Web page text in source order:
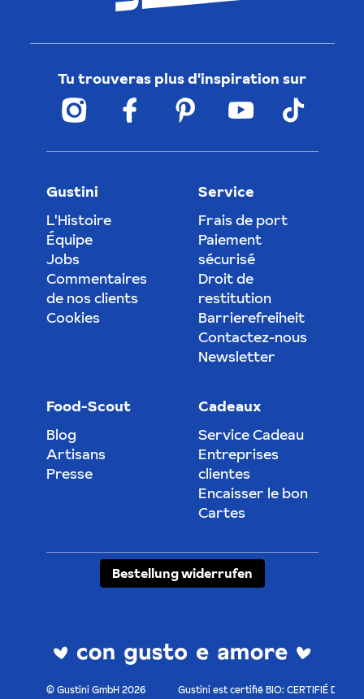
Tu trouveras plus d'inspiration sur
Gustini
L'Histoire
Équipe
Jobs
Commentaires
de nos clients
Cookies
Service
Frais de port
Paiement
sécurisé
Droit de
restitution
Barrierefreiheit
Contactez-nous
Newsletter
Food-Scout
Blog
Artisans
Presse
Cadeaux
Service Cadeau
Entreprises
clientes
Encaisser le bon
Cartes
Bestellung widerrufen
© Gustini GmbH 2026 Gustini est certifié BIO: CERTIFIÉ DE-